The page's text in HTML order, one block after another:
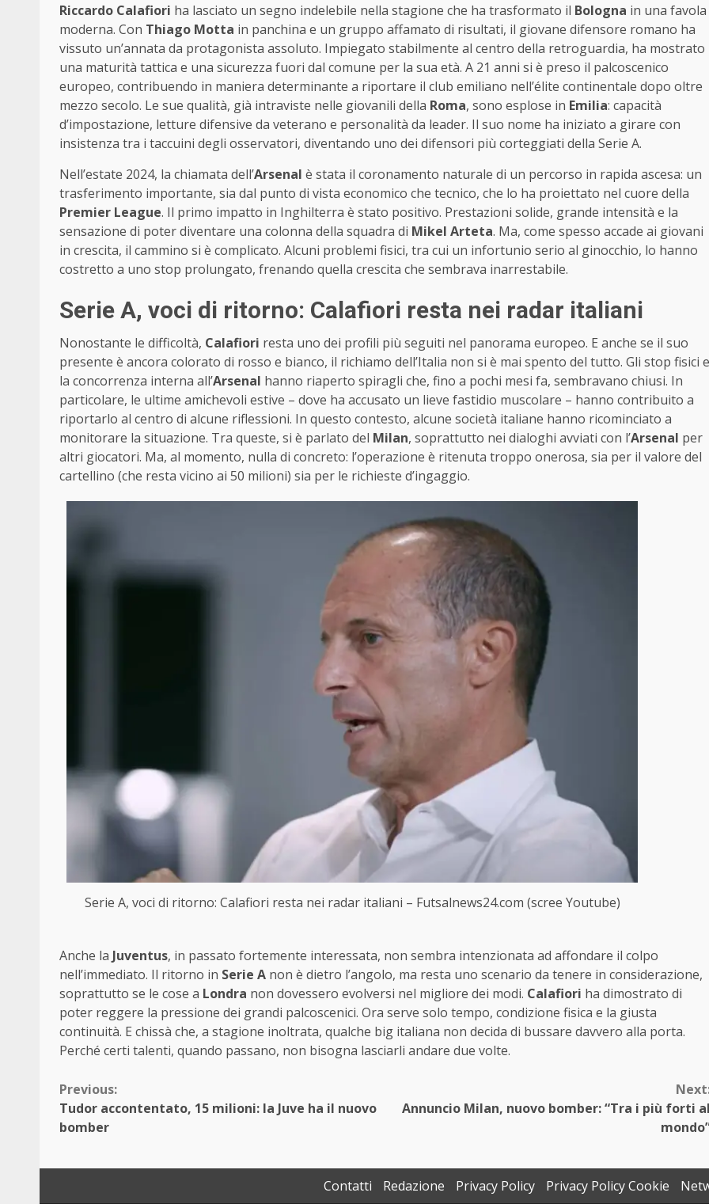
Riccardo Calafiori ha lasciato un segno indelebile nella stagione che ha trasformato il Bologna in una favola
moderna. Con Thiago Motta in panchina e un gruppo affamato di risultati, il giovane difensore romano ha
vissuto un’annata da protagonista assoluto. Impiegato stabilmente al centro della retroguardia, ha mostrato
una maturità tattica e una sicurezza fuori dal comune per la sua età. A 21 anni si è preso il palcoscenico
europeo, contribuendo in maniera determinante a riportare il club emiliano nell’élite continentale dopo oltre
mezzo secolo. Le sue qualità, già intraviste nelle giovanili della Roma, sono esplose in Emilia: capacità
d’impostazione, letture difensive da veterano e personalità da leader. Il suo nome ha iniziato a girare con
insistenza tra i taccuini degli osservatori, diventando uno dei difensori più corteggiati della Serie A.
Nell’estate 2024, la chiamata dell’Arsenal è stata il coronamento naturale di un percorso in rapida ascesa: un
trasferimento importante, sia dal punto di vista economico che tecnico, che lo ha proiettato nel cuore della
Premier League. Il primo impatto in Inghilterra è stato positivo. Prestazioni solide, grande intensità e la
sensazione di poter diventare una colonna della squadra di Mikel Arteta. Ma, come spesso accade ai giovani
in crescita, il cammino si è complicato. Alcuni problemi fisici, tra cui un infortunio serio al ginocchio, lo hanno
costretto a uno stop prolungato, frenando quella crescita che sembrava inarrestabile.
Serie A, voci di ritorno: Calafiori resta nei radar italiani
Nonostante le difficoltà, Calafiori resta uno dei profili più seguiti nel panorama europeo. E anche se il suo
presente è ancora colorato di rosso e bianco, il richiamo dell’Italia non si è mai spento del tutto. Gli stop fisici e
la concorrenza interna all’Arsenal hanno riaperto spiragli che, fino a pochi mesi fa, sembravano chiusi. In
particolare, le ultime amichevoli estive – dove ha accusato un lieve fastidio muscolare – hanno contribuito a
riportarlo al centro di alcune riflessioni. In questo contesto, alcune società italiane hanno ricominciato a
monitorare la situazione. Tra queste, si è parlato del Milan, soprattutto nei dialoghi avviati con l’Arsenal per
altri giocatori. Ma, al momento, nulla di concreto: l’operazione è ritenuta troppo onerosa, sia per il valore del
cartellino (che resta vicino ai 50 milioni) sia per le richieste d’ingaggio.
Serie A, voci di ritorno: Calafiori resta nei radar italiani – Futsalnews24.com (scree Youtube)
Anche la Juventus, in passato fortemente interessata, non sembra intenzionata ad affondare il colpo
nell’immediato. Il ritorno in Serie A non è dietro l’angolo, ma resta uno scenario da tenere in considerazione,
soprattutto se le cose a Londra non dovessero evolversi nel migliore dei modi. Calafiori ha dimostrato di
poter reggere la pressione dei grandi palcoscenici. Ora serve solo tempo, condizione fisica e la giusta
continuità. E chissà che, a stagione inoltrata, qualche big italiana non decida di bussare davvero alla porta.
Perché certi talenti, quando passano, non bisogna lasciarli andare due volte.
Continue
Reading
Previous:
Tudor accontentato, 15 milioni: la Juve ha il nuovo
bomber
Annuncio Milan, nuovo bomber: “Tra i più forti
Contatti Redazione Privacy Policy Privacy Policy Cookie